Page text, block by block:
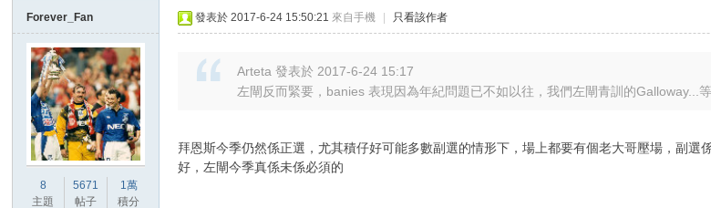
Forever_Fan
8
主題
5671
帖子
1萬
積分
發表於 2017-6-24 15:50:21 來自手機 只看該作者
Arteta 發表於 2017-6-24 15:17
左閘反而緊要，banies 表現因為年紀問題已不如以往，我們左閘青訓的Galloway...
拜恩斯今季仍然係正選，尤其積仔好可能多數副選的情形下，場上都要有個老大哥壓場，副
好，左閘今季真係未係必須的